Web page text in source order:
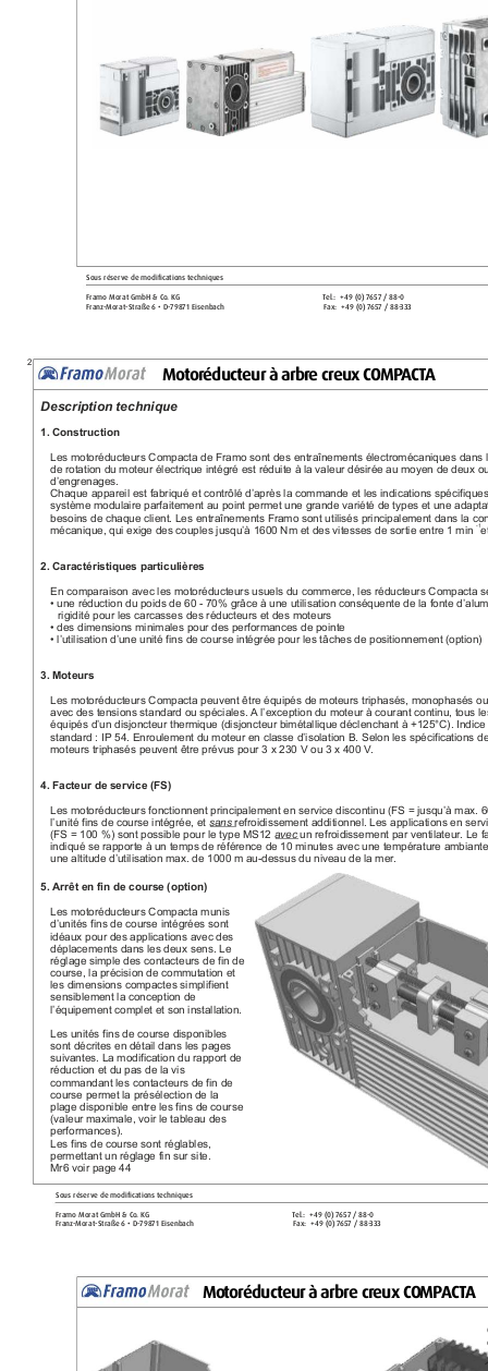
Sous réserve de modifications techniques
Framo Morat GmbH & Co. KG Tel.: +49 (0) 7657 / 88-0
Franz-Morat-Straße 6 • D-79871 Eisenbach Fax: +49 (0) 7657 / 88-333
Sous réserve de modifications techniques
Framo Morat GmbH & Co. KG Tel.: +49 (0) 7657 / 88-0
Franz-Morat-Straße 6 • D-79871 Eisenbach Fax: +49 (0) 7657 / 88-333
Motoréd ucteur à arbre creux COMPACTA
Description technique
1. Construction
Les motoréducteurs Compacta de Framo sont des entraînements électromécaniques
de rotation du moteur électrique intégré est réduite à la valeur désirée au moyen de deux
d’engrenages.
Chaque appareil est fabriqué et contrôlé d’après la commande et les indications
système modulaire parfaitement au point permet une grande variété de types et une
besoins de chaque client. Les entraînements Framo sont utilisés principalement dans la
-
mécanique, qui exige des couples jusqu’à 1600 Nm et des vitesses de sortie entre 1 min
2. Caractéristiques particulières
En comparaison avec les motoréducteurs usuels du commerce, les réducteurs Compacta
• une réduction du poids de 60 - 70% grâce à une utilisation conséquente de la fonte
rigidité pour les carcasses des réducteurs et des moteurs
• des dimensions minimales pour des performances de pointe
• l’utilisation d’une unité fins de course intégrée pour les tâches de positionnement (option)
3. Moteurs
Les motoréducteurs Compacta peuvent être équipés de moteurs triphasés, monophasés
avec des tensions standard ou spéciales. A l’exception du moteur à courant continu, tous
équipés d’un disjoncteur thermique (disjoncteur bimétallique déclenchant à +125°C).
standard : IP 54. Enroulement du moteur en classe d’isolation B. Selon les spécifications
moteurs triphasés peuvent être prévus pour 3 x 230 V ou 3 x 400 V.
4. Facteur de service (FS)
Les motoréducteurs fonctionnent principalement en service discontinu (FS = jusqu’à max.
l’unité fins de course intégrée, et sans refroidissement additionnel. Les applications en
(FS = 100 %) sont possible pour le type MS12 avec un refroidissement par ventilateur. Le
indiqué se rapporte à un temps de référence de 10 minutes avec une température
une altitude d’utilisation max. de 1000 m au-dessus du niveau de la mer.
5. Arrêt en fin de course (option)
Les motoréducteurs Compacta munis
d’unités fins de course intégrées sont
idéaux pour des applications avec des
déplacements dans les deux sens. Le
réglage simple des contacteurs de fin de
course, la précision de commutation et
les dimensions compactes simplifient
sensiblement la conception de
l’équipement complet et son installation.
Les unités fins de course disponibles
sont décrites en détail dans les pages
suivantes. La modification du rapport de
réduction et du pas de la vis
commandant les contacteurs de fin de
course permet la présélection de la
plage disponible entre les fins de course
(valeur maximale, voir le tableau des
performances).
Les fins de course sont réglables,
permettant un réglage fin sur site.
Mr6 voir page 44
Motoréducteurà arbre creux COMPACTA